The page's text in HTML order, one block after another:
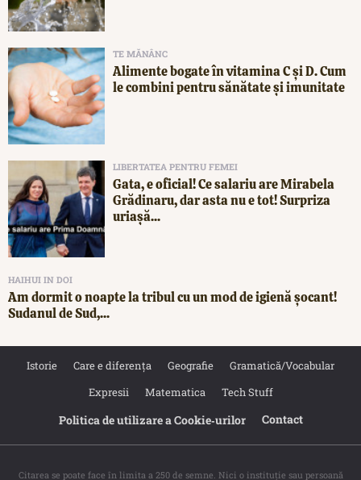
TE MĂNÂNC
Alimente bogate în vitamina C și D. Cum
le combini pentru sănătate și imunitate
LIBERTATEA PENTRU FEMEI
Gata, e oficial! Ce salariu are Mirabela
Grădinaru, dar asta nu e tot! Surpriza
uriașă...
HAIHUI IN DOI
Am dormit o noapte la tribul cu un mod de igienă șocant!
Sudanul de Sud,...
Istorie Care e diferența Geografie
Gramatică/Vocabular
Expresii
Matematica Tech Stuff
Politica de utilizare a Cookie‐urilor Contact
Citarea se poate face în limita a 250 de semne. Nici o instituţie sau persoană